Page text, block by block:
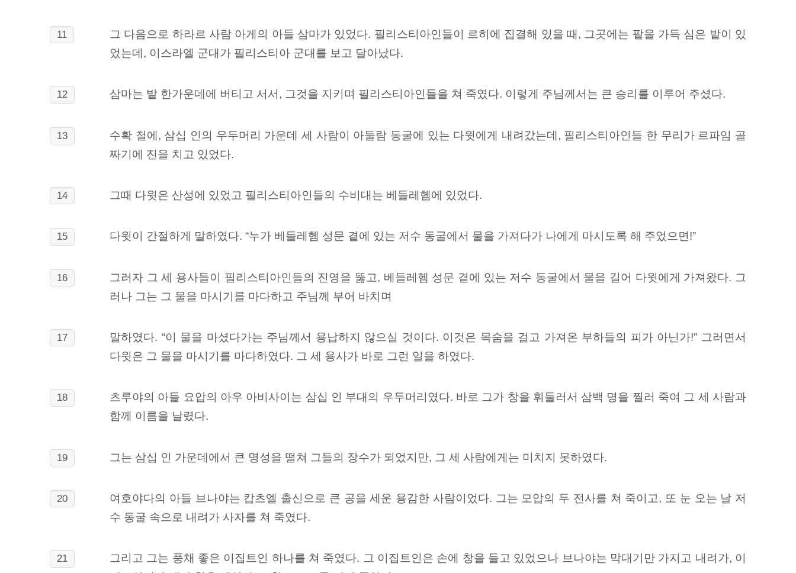
11 그 다음으로 하라르 사람 아게의 아들 삼마가 있었다. 필리스티아인들이 르히에
집결해 있을 때, 그곳에는 팥을 가득 심은 밭이 있
었는데, 이스라엘 군대가 필리스티아 군대를 보고 달아났다.
12 삼마는 밭 한가운데에 버티고 서서, 그것을 지키며 필리스티아인들을 쳐 죽였다. 이렇게 주님께서는 큰 승리를 이루어 주셨다.
13 수확 철에, 삼십 인의 우두머리 가운데 세 사람이 아둘람 동굴에 있는 다윗에게 내려갔는데, 필리스티아인들 한 무리가 르파임 골
짜기에 진을 치고 있었다.
14 그때 다윗은 산성에 있었고 필리스티아인들의 수비대는 베들레헴에 있었다.
15 다윗이 간절하게 말하였다. “누가 베들레헴 성문 곁에 있는 저수 동굴에서 물을 가져다가 나에게 마시도록 해 주었으면!”
16
그러자 그 세 용사들이 필리스티아인들의 진영을 뚫고, 베들레헴 성문 곁에 있는 저수 동굴에서 물을 길어 다윗에게 가져왔다. 그
러나 그는 그 물을 마시기를 마다하고 주님께 부어 바치며
17 말하였다. “이 물을 마셨다가는 주님께서 용납하지 않으실 것이다. 이것은 목숨을 걸고 가져온 부하들의 피가 아닌가!” 그러면서
다윗은 그 물을 마시기를 마다하였다. 그 세 용사가 바로 그런 일을 하였다.
18
츠루야의 아들 요압의 아우 아비사이는 삼십 인 부대의 우두머리였다. 바로 그가 창을 휘둘러서 삼백 명을 찔러 죽여 그 세 사람과
함께
이름을 날렸다.
19 그는 삼십 인 가운데에서 큰 명성을 떨쳐 그들의 장수가 되었지만, 그 세 사람에게는 미치지 못하였다.
20 여호야다의 아들 브나야는 캅츠엘 출신으로 큰 공을 세운 용감한 사람이었다. 그는 모압의 두 전사를 쳐 죽이고, 또 눈 오는 날 저
수 동굴 속으로 내려가 사자를 쳐 죽였다.
21
그리고 그는 풍채 좋은 이집트인 하나를 쳐 죽였다. 그 이집트인은 손에 창을 들고 있었으나 브나야는 막대기만 가지고 내려가, 이